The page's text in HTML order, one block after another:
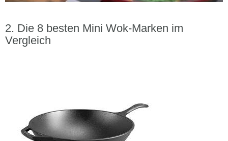
Die 8 besten Mini Wok-Marken im
Vergleich